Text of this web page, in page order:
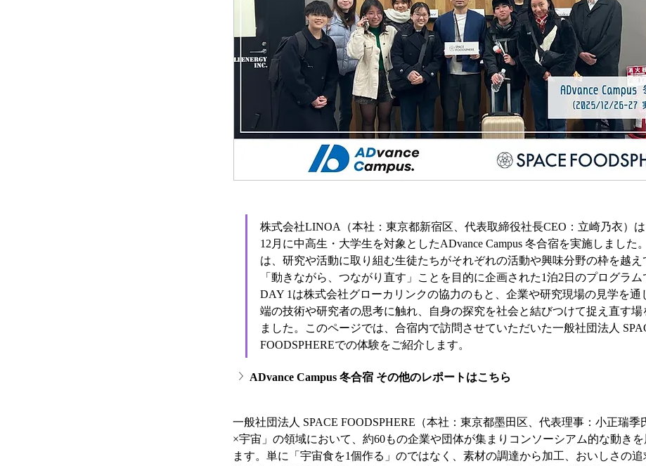
株式会社LINOA（本社：東京都新宿区、代表取締役社長CEO：立崎乃衣）は
12月に中高生・大学生を対象としたADvance Campus 冬合宿を実施しました
は、研究や活動に取り組む生徒たちがそれぞれの活動や興味分野の枠を越え
「動きながら、つながり直す」ことを目的に企画された1泊2日のプログラム
DAY 1は株式会社グローカリンクの協力のもと、企業や研究現場の見学を通
端の技術や研究者の思考に触れ、自身の探究を社会と結びつけて捉え直す場
ました。このページでは、合宿内で訪問させていただいた一般社団法人
FOODSPHEREでの体験をご紹介します。
ADvance Campus 冬合宿 その他のレポートはこちら
一般社団法人 SPACE FOODSPHERE（本社：東京都墨田区、代表理事：小正瑞季
×宇宙」の領域において、約60もの企業や団体が集まりコンソーシアム的な動き
ます。単に「宇宙食を1個作る」のではなく、素材の調達から加工、おいしさの